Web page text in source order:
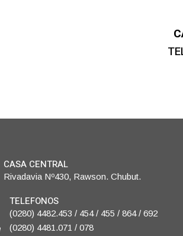
CASA CENTRAL
Rivadavia Nº430, Rawson. Chubut.
TELEFONOS
(0280) 4482.453 / 454 / 455 / 864 / 692
(0280) 4481.071 / 078